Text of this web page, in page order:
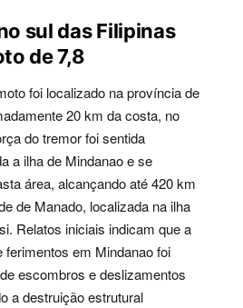
sul das Filipinas
de 7,8
foi localizado na província de
20 km da costa, no
do tremor foi sentida
a ilha de Mindanao e se
área, alcançando até 420 km
de Manado, localizada na ilha
Relatos iniciais indicam que a
ferimentos em Mindanao foi
escombros e deslizamentos
a destruição estrutural